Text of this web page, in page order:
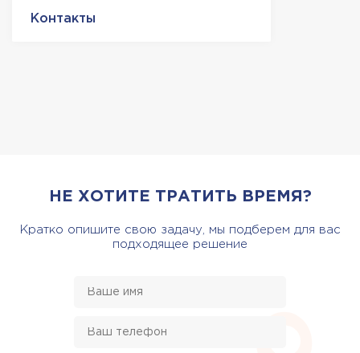
Контакты
НЕ ХОТИТЕ ТРАТИТЬ ВРЕМЯ?
Кратко опишите свою задачу, мы подберем для вас
подходящее решение